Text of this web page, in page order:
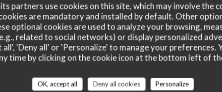
partners use cookies on this site, which may involve the
are mandatory and installed by default. Other
optional cookies are used to analyze your browsing,
related to social networks) or display personalized
all', 'Deny all' or 'Personalize' to manage your preferences.
time by clicking on the cookie icon at the bottom left of
OK, accept all Deny all cookies
Personalize
ratings